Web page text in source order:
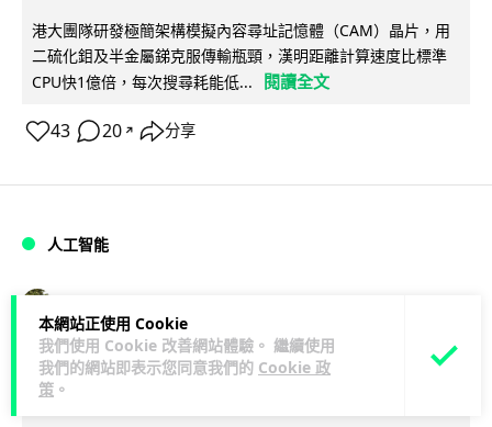
本網站正使用 Cookie
我們使用 Cookie 改善網站體驗。 繼續使用
我們的網站即表示您同意我們的 Cookie 政
策 。
港大團隊研發極簡架構模擬內容尋址記憶體（CAM）晶片，用
二硫化鉬及半金屬銻克服傳輸瓶頸，漢明距離計算速度比標準
CPU快1億倍，每次搜尋耗能低...
閱讀全文
43 20 ↗ 分享
人工智能
靠快閃記憶體紓緩 DRAM 不足 KIOXIA
推 XL1 記憶體擴充模組